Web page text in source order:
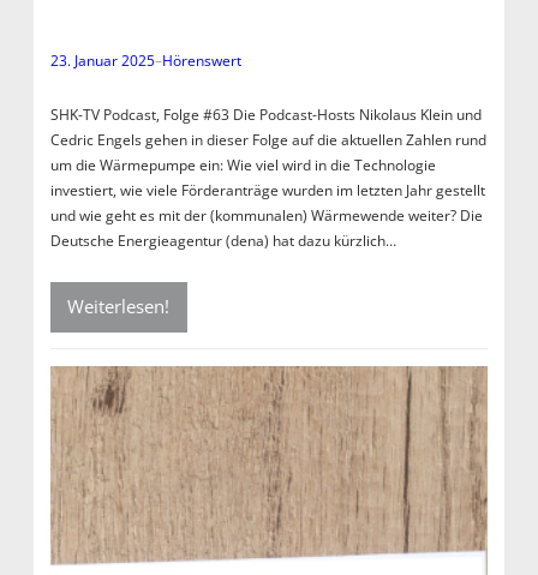
23. Januar 2025–Hörenswert
SHK-TV Podcast, Folge #63 Die Podcast-Hosts Nikolaus Klein und
Cedric Engels gehen in dieser Folge auf die aktuellen Zahlen rund
um die Wärmepumpe ein: Wie viel wird in die Technologie
investiert, wie viele Förderanträge wurden im letzten Jahr gestellt
und wie geht es mit der (kommunalen) Wärmewende weiter? Die
Deutsche Energieagentur (dena) hat dazu kürzlich…
Weiterlesen!